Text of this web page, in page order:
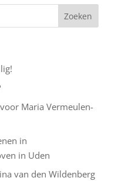
Maria Vermeulen-
in
in Uden
van den Wildenberg